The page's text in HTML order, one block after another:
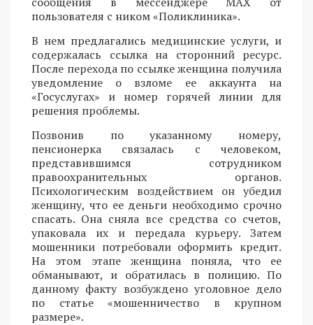
пользователя с ником «Поликлиника».
В нем предлагались медицинские услуги, и
содержалась ссылка на сторонний ресурс.
После перехода по ссылке женщина получила
уведомление о взломе ее аккаунта на
«Госуслугах» и номер горячей линии для
решения проблемы.
Позвонив по указанному номеру,
пенсионерка связалась с человеком,
представившимся сотрудником
правоохранительных органов.
Психологическим воздействием он убедил
женщину, что ее деньги необходимо срочно
спасать. Она сняла все средства со счетов,
упаковала их и передала курьеру. Затем
мошенники потребовали оформить кредит.
На этом этапе женщина поняла, что ее
обманывают, и обратилась в полицию. По
данному факту возбуждено уголовное дело
по статье «мошенничество в крупном
размере».